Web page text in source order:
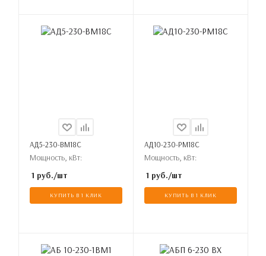
АД5-230-ВМ18С
Мощность, кВт:
1 руб./шт
КУПИТЬ В 1 КЛИК
АД10-230-РМ18С
Мощность, кВт:
1 руб./шт
КУПИТЬ В 1 КЛИК